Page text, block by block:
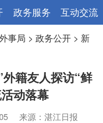
政务服务 互动交流
事局 >政务公开 > 新
籍友人探访“鲜
动落幕
来源：湛江日报